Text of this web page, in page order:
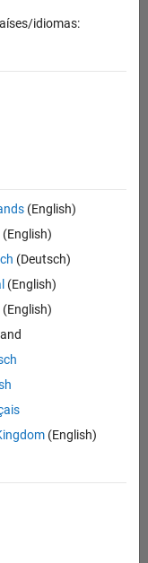
idiomas:
(English)
(English)
(Deutsch)
(English)
(English)
(English)